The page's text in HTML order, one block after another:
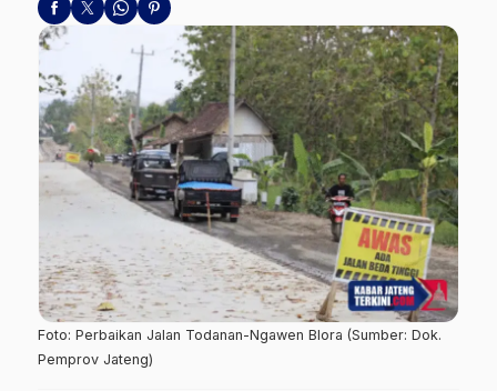
Foto: Perbaikan Jalan Todanan-Ngawen Blora (Sumber: Dok.
Pemprov Jateng)